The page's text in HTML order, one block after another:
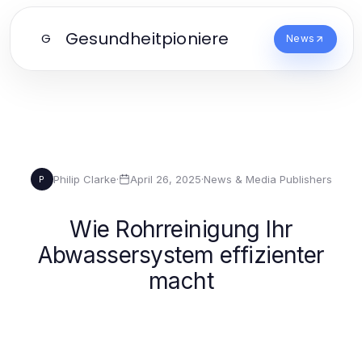
G Gesundheitpioniere News
P Philip Clarke· April 26, 2025·News & Media Publishers
Wie Rohrreinigung Ihr
Abwassersystem effizienter
macht